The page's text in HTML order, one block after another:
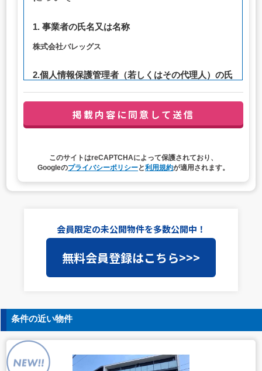
1. 事業者の氏名又は名称
株式会社バレッグス
2.個人情報保護管理者（若しくはその代理人）の氏
連絡先：privacy@balleggs.co.jp
（1）お問い合わせ対応（本人への連絡を含む）のため
4. 個人情報取扱いの委託
当社は事業運営上、前項利用目的の範囲に限って個人情報
を外部に委託することがあります。この場合、個人情報保
護水準の高い委託先を選定し、個人情報の適正管理・機密
保持についての契約を交わし、適切な管理を実施させま
5. 個人情報の開示等の請求
ご本人様は、当社に対してご自身の個人情報の開示等（利
用目的の通知、開示、内容の訂正・追加・削除、利用の停
止または消去、第三者への提供の停止）に関して、下記の
当社問合わせ窓口に申し出ることができます。その際、当
このサイトはreCAPTCHAによって保護されており、
Googleのプライバシーポリシーと利用規約が適用されます。
会員限定の未公開物件を多数公開中！
無料会員登録はこちら>>>
条件の近い物件